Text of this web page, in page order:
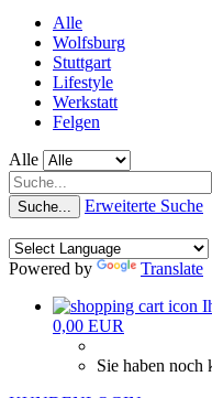
Alle
Wolfsburg
Stuttgart
Lifestyle
Werkstatt
Felgen
Alle
Suche... Erweiterte Suche
Powered by
Translate
0,00 EUR
Sie haben